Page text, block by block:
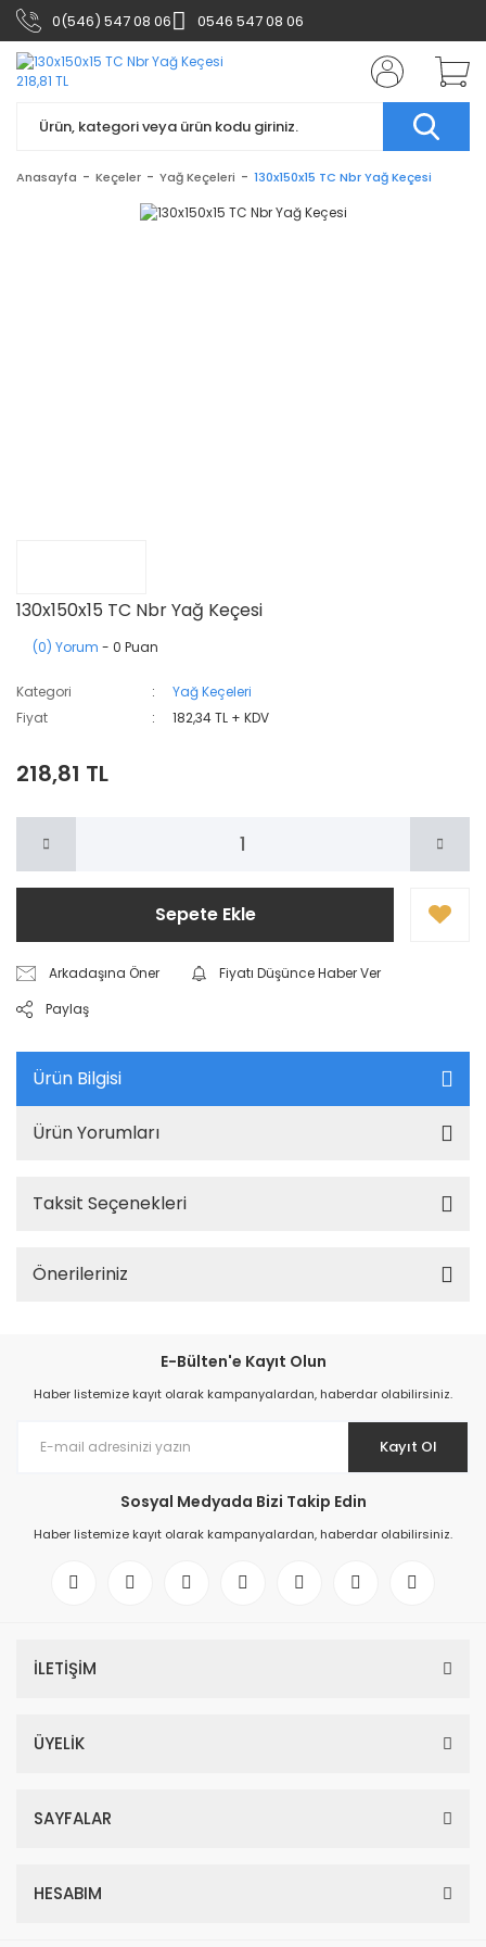
0(546) 547 08 06 0546 547 08 06
Anasayfa Keçeler Yağ Keçeleri 130x150x15 TC Nbr Yağ Keçesi
130x150x15 TC Nbr Yağ Keçesi
(0) Yorum - 0 Puan
Kategori
Yağ Keçeleri
Fiyat
182,34 TL + KDV
218,81 TL
Sepete Ekle
Arkadaşına Öner
Fiyatı Düşünce Haber Ver
Paylaş
Ürün Bilgisi
Ürün Yorumları
Taksit Seçenekleri
Önerileriniz
E-Bülten'e Kayıt Olun
Haber listemize kayıt olarak kampanyalardan, haberdar olabilirsiniz.
Kayıt Ol
Sosyal Medyada Bizi Takip Edin
Haber listemize kayıt olarak kampanyalardan, haberdar olabilirsiniz.
İLETİŞİM
ÜYELİK
SAYFALAR
HESABIM